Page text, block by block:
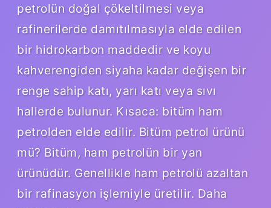
petrolün doğal çökeltilmesi veya
rafinerilerde damıtılmasıyla elde edilen
bir hidrokarbon maddedir ve koyu
kahverengiden siyaha kadar değişen bir
renge sahip katı, yarı katı veya sıvı
hallerde bulunur. Kısaca: bitüm ham
petrolden elde edilir. Bitüm petrol ürünü
mü? Bitüm, ham petrolün bir yan
ürünüdür. Genellikle ham petrolü azaltan
bir rafinasyon işlemiyle üretilir. Daha